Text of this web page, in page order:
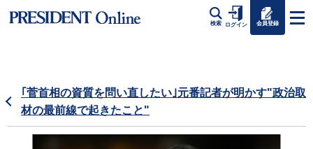
検索 ログイン 会員登録
｢菅首相の資質を問い直したい｣元番記者が明かす"政治取
材の最前線で起きたこと"